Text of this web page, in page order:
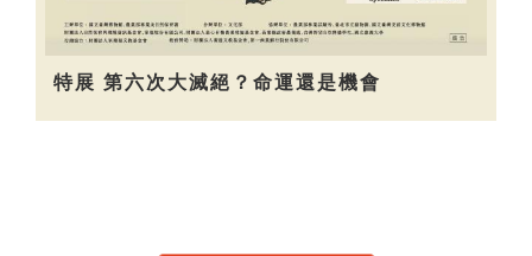
特展 第六次大滅絕？命運還是機會